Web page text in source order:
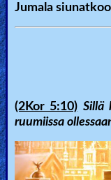
Jumala
(2Kor 5:10) Sillä
ruumiissa